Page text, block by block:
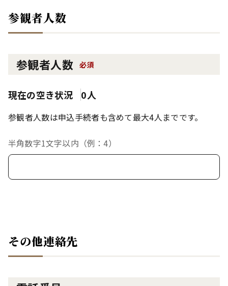
参観者人数
参観者人数 必須
現在の空き状況 0人
参観者人数は申込手続者も含めて最大4人までです。
半角数字1文字以内（例：4）
その他連絡先